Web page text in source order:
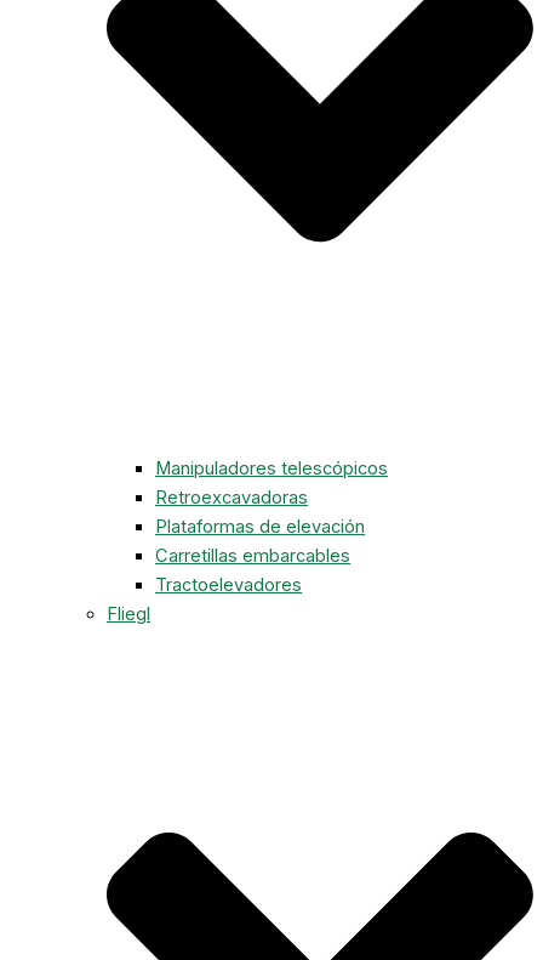
Manipuladores telescópicos
Retroexcavadoras
Plataformas de elevación
Carretillas embarcables
Tractoelevadores
Fliegl